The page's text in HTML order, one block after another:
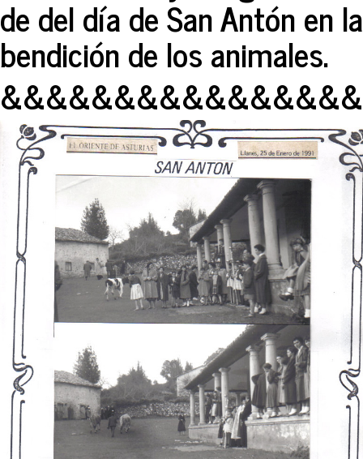
de del día de San Antón en la
bendición de los animales.